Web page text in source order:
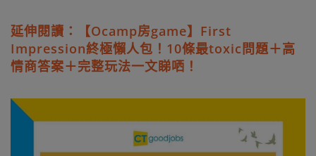
延伸閱讀：【Ocamp房game】First
Impression終極懶人包！10條最toxic問題＋高
情商答案＋完整玩法一文睇哂！